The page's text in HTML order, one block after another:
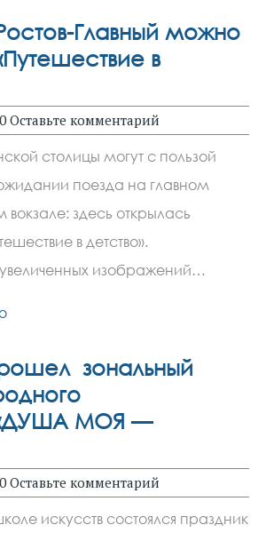
Главный можно
в
0 Оставьте комментарий
столицы могут с пользой
поезда на главном
здесь открылась
в детство».
изображений…
зональный
«ДУША МОЯ —
0 Оставьте комментарий
искусств состоялся праздник